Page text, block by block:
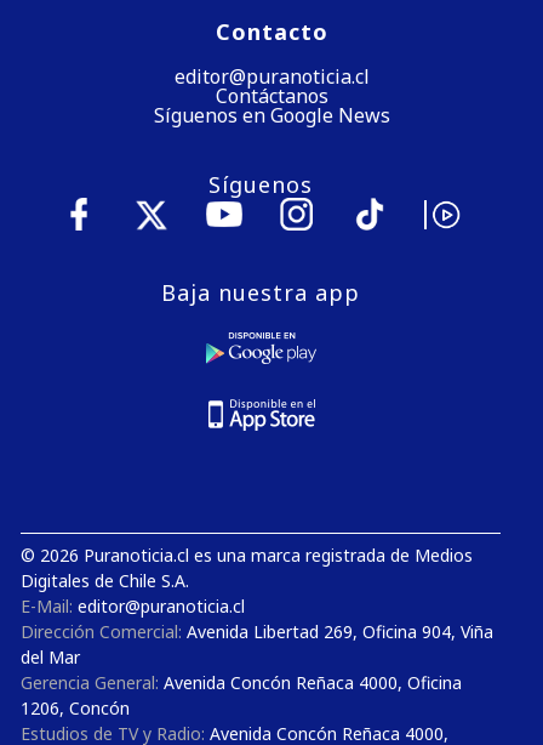
Contacto
editor@puranoticia.cl
Contáctanos
Síguenos en Google News
Síguenos
Baja nuestra app
© 2026 Puranoticia.cl es una marca registrada de Medios
Digitales de Chile S.A.
E-Mail: editor@puranoticia.cl
Dirección Comercial: Avenida Libertad 269, Oficina 904, Viña
del Mar
Gerencia General: Avenida Concón Reñaca 4000, Oficina
1206, Concón
Estudios de TV y Radio: Avenida Concón Reñaca 4000,